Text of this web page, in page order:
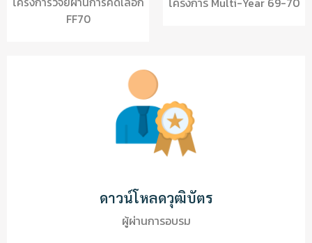
FF70
ดาวน์โหลดวุฒิบัตร
ผู้ผ่านการอบรม